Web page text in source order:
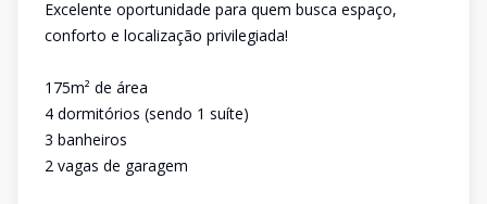
Excelente oportunidade para quem busca espaço,
conforto e localização privilegiada!
175m² de área
4 dormitórios (sendo 1 suíte)
3 banheiros
2 vagas de garagem